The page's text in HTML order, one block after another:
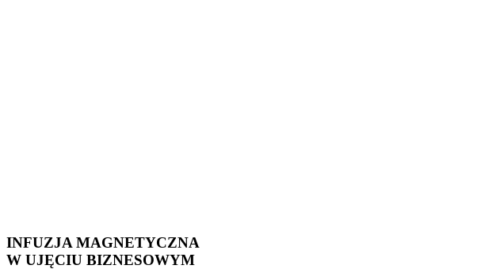
INFUZJA MAGNETYCZNA
W UJĘCIU BIZNESOWYM